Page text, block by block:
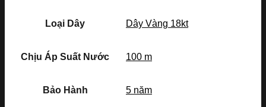
Loại Dây Dây Vàng 18kt
Chịu Áp Suất Nước 100 m
Bảo Hành 5 năm